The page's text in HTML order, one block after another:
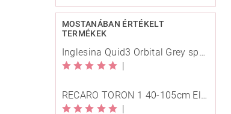
MOSTANÁBAN ÉRTÉKELT
TERMÉKEK
Inglesina Quid3 Orbital Grey sport babakocsi
RECARO TORON 1 40-105cm Elegant Beige